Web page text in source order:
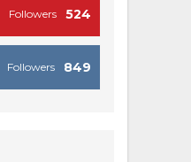
524
Followers
849
Followers